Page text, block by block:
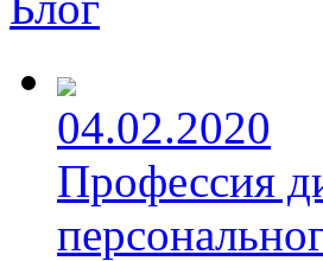
04.02.2020
Профессия